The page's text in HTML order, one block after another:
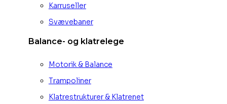
Karruseller
Svævebaner
Balance- og klatrelege
Motorik & Balance
Trampoliner
Klatrestrukturer & Klatrenet